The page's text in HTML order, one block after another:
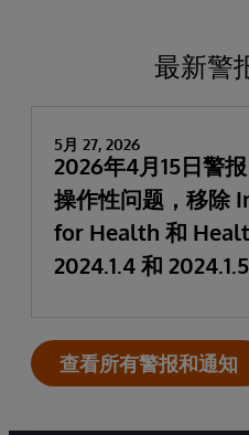
最新警
5月 27, 2026
2026年4月15日警
操作性问题，移除
for Health 和
2024.1.4 和 2024.1.5
查看所有警报和通知